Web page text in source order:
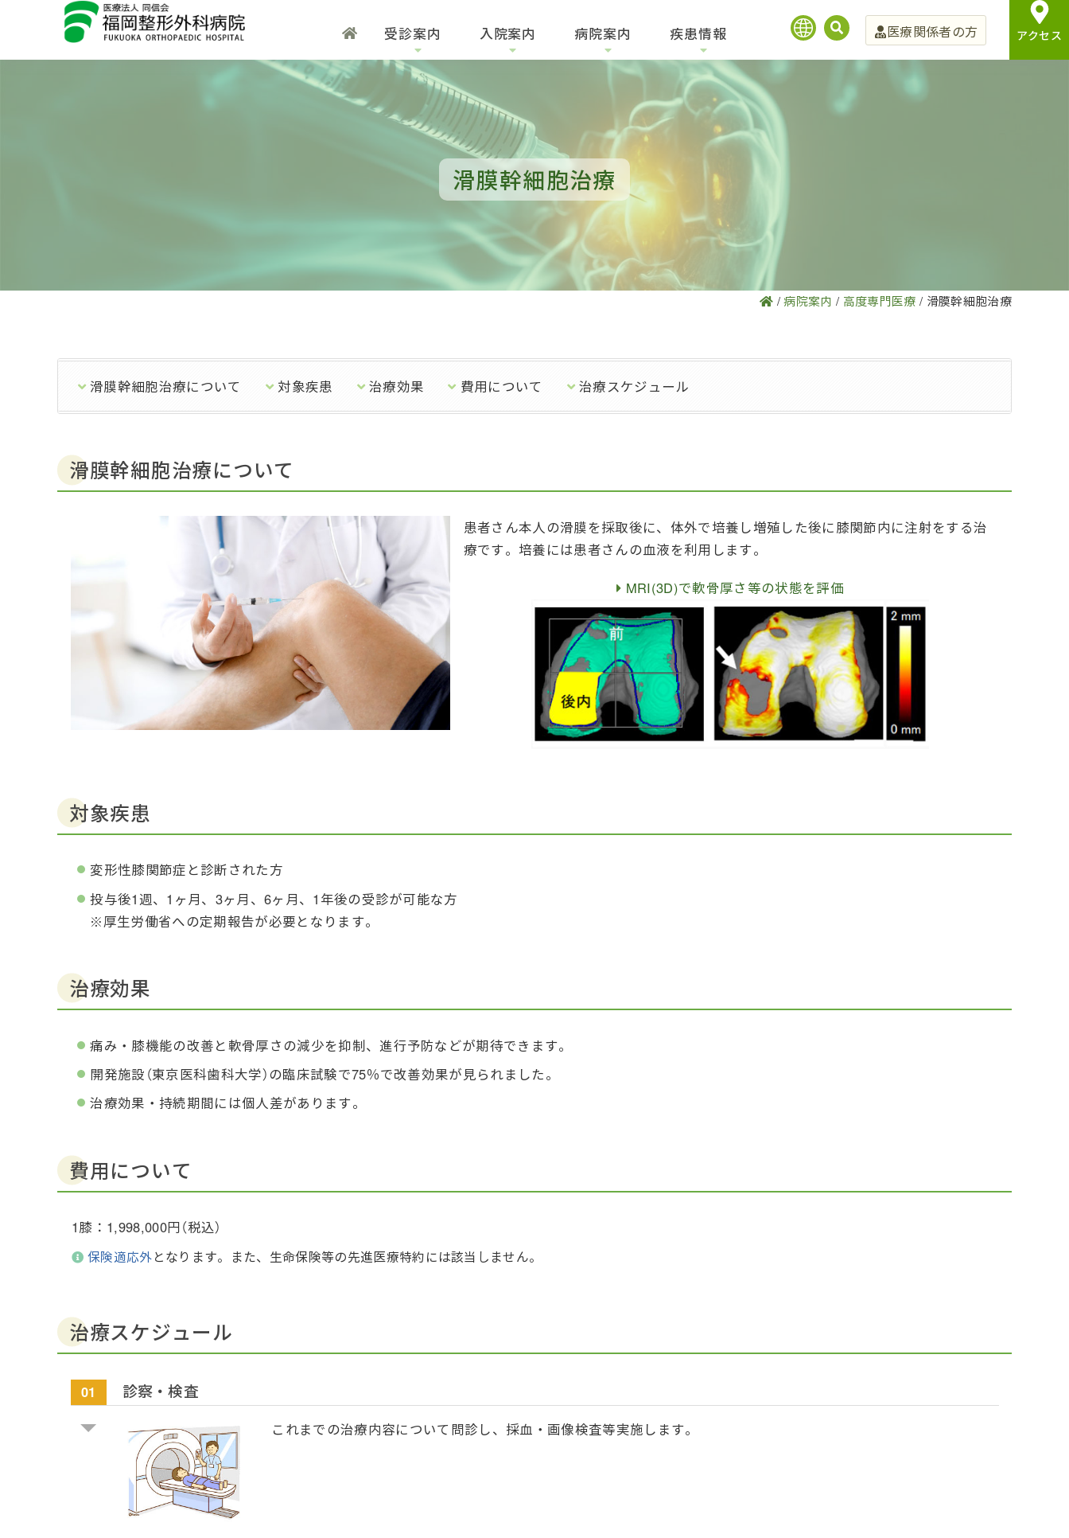
を
ー
ム
受診案内 入院案内 病院案内 疾患情報 医療関係者の方 アクセス
滑膜幹細胞治療
/病院案内 / 高度専門医療 / 滑膜幹細胞治療
滑膜幹細胞治療について 対象疾患 治療効果 費用について 治療スケジュール
滑膜幹細胞治療について
患者さん本人の滑膜を採取後に、体外で培養し増殖した後に膝関節内に注射をする治
療です。 培養には患者さんの血液を利用します。
MRI(3D)で軟骨厚さ等の状態を評価
対象疾患
変形性膝関節症と診断された方
投与後1週、1ヶ月、3ヶ月、6ヶ月、1年後の受診が可能な方
※厚生労働省への定期報告が必要となります。
治療効果
痛み・膝機能の改善と軟骨厚さの減少を抑制、進行予防などが期待できます。
開発施設（東京医科歯科大学）の臨床試験で75％で改善効果が見られました。
治療効果・持続期間には個人差があります。
費用について
1膝：1,998,000円（税込）
保険適応外となります。また、生命保険等の先進医療特約には該当しません。
治療スケジュール
01 診察・検査
これまでの治療内容について問診し、採血・画像検査等実施します。